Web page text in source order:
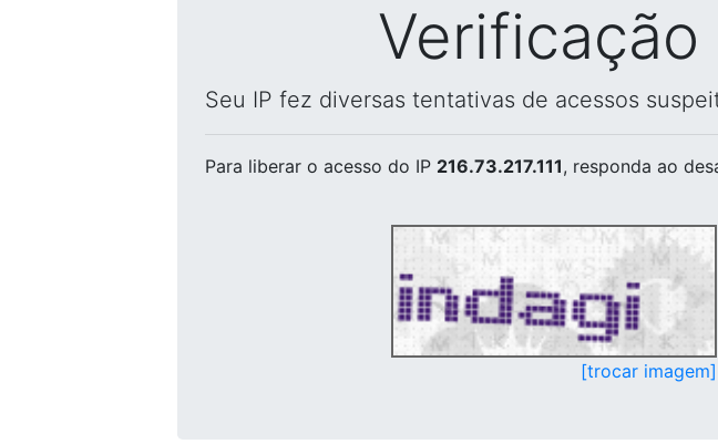
Seu IP fez diversas tentativas de acessos
Para liberar o acesso do IP 216.73.217.111, responda ao
[trocar imagem]